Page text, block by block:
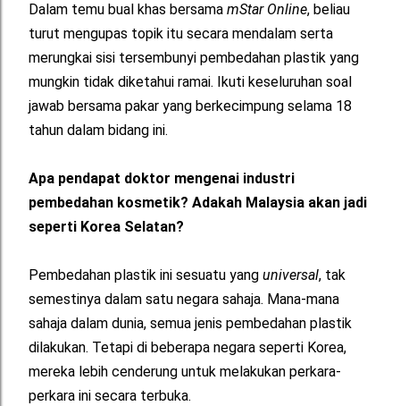
Dalam temu bual khas bersama mStar Online, beliau
turut mengupas topik itu secara mendalam serta
merungkai sisi tersembunyi pembedahan plastik yang
mungkin tidak diketahui ramai. Ikuti keseluruhan soal
jawab bersama pakar yang berkecimpung selama 18
tahun dalam bidang ini.
Apa pendapat doktor mengenai industri
pembedahan kosmetik? Adakah Malaysia akan jadi
seperti Korea Selatan?
Pembedahan plastik ini sesuatu yang universal, tak
semestinya dalam satu negara sahaja. Mana-mana
sahaja dalam dunia, semua jenis pembedahan plastik
dilakukan. Tetapi di beberapa negara seperti Korea,
mereka lebih cenderung untuk melakukan perkara-
perkara ini secara terbuka.